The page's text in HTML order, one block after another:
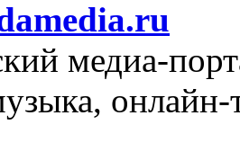
медиа-
онлайн-